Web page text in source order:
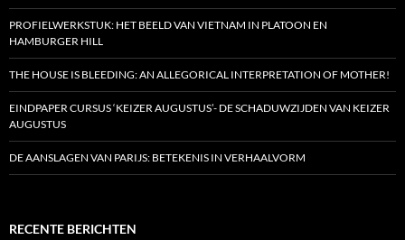
PROFIELWERKSTUK: HET BEELD VAN VIETNAM IN PLATOON EN
HAMBURGER HILL
THE HOUSE IS BLEEDING: AN ALLEGORICAL INTERPRETATION OF MOTHER!
EINDPAPER CURSUS ‘KEIZER AUGUSTUS’- DE SCHADUWZIJDEN VAN KEIZER
AUGUSTUS
DE AANSLAGEN VAN PARIJS: BETEKENIS IN VERHAALVORM
RECENTE BERICHTEN